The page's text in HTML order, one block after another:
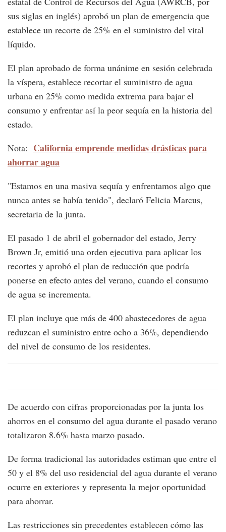
sus siglas en inglés) aprobó un plan de emergencia que
establece un recorte de 25% en el suministro del vital
líquido.
El plan aprobado de forma unánime en sesión celebrada
la víspera, establece recortar el suministro de agua
urbana en 25% como medida extrema para bajar el
consumo y enfrentar así la peor sequía en la historia del
estado.
Nota: California emprende medidas drásticas para
ahorrar agua
"Estamos en una masiva sequía y enfrentamos algo que
nunca antes se había tenido", declaró Felicia Marcus,
secretaria de la junta.
El pasado 1 de abril el gobernador del estado, Jerry
Brown Jr, emitió una orden ejecutiva para aplicar los
recortes y aprobó el plan de reducción que podría
ponerse en efecto antes del verano, cuando el consumo
de agua se incrementa.
El plan incluye que más de 400 abastecedores de agua
reduzcan el suministro entre ocho a 36%, dependiendo
del nivel de consumo de los residentes.
De acuerdo con cifras proporcionadas por la junta los
ahorros en el consumo del agua durante el pasado verano
totalizaron 8.6% hasta marzo pasado.
De forma tradicional las autoridades estiman que entre el
50 y el 8% del uso residencial del agua durante el verano
ocurre en exteriores y representa la mejor oportunidad
para ahorrar.
Las restricciones sin precedentes establecen cómo las